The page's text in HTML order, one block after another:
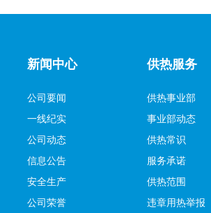
新闻中心
公司要闻
一线纪实
公司动态
信息公告
安全生产
公司荣誉
供热服务
供热事业部
事业部动态
供热常识
服务承诺
供热范围
违章用热举报